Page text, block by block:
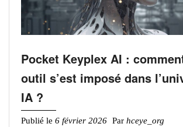
Pocket Keyplex AI :
outil s’est imposé dans
IA ?
Publié le 6 février 2026 Par hceye_org